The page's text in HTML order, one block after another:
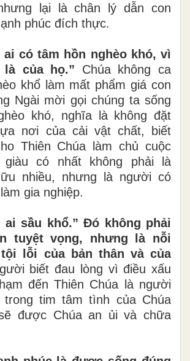
lại là chân lý dẫn con
phúc đích thực.
ai có tâm hồn nghèo khó, vì
của họ.” Chúa không ca
khổ làm mất phẩm giá con
Ngài mời gọi chúng ta sống
khó, nghĩa là không đặt
nơi của cải vật chất, biết
Thiên Chúa làm chủ cuộc
có nhất không phải là
nhiều, nhưng là người có
gia nghiệp.
ai sầu khổ.” Đó không phải
tuyệt vọng, nhưng là nỗi
lỗi của bản thân và của
biết đau lòng vì điều xấu
đến Thiên Chúa là người
trong tim tâm tình của Chúa
được Chúa an ủi và chữa